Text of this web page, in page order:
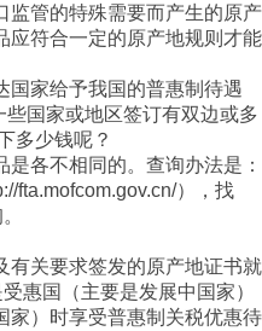
监管的特殊需要而产生的原产
应符合一定的原产地规则才能
国家给予我国的普惠制待遇
些国家或地区签订有双边或多
多少钱呢？
各不相同的。查询办法是：
fta.mofcom.gov.cn/），找
有关要求签发的原产地证书就
惠国（主要是发展中国家）
家）时享受普惠制关税优惠待